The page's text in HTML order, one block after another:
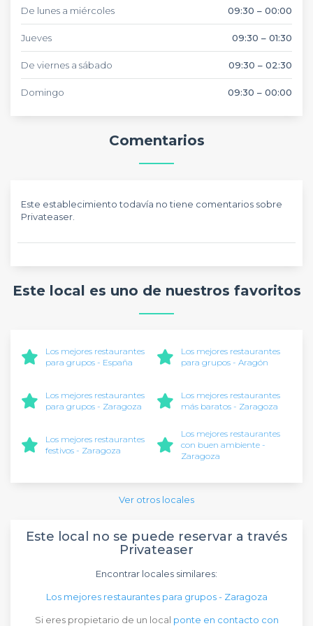
De lunes a miércoles 09:30 – 00:00
Jueves 09:30 – 01:30
De viernes a sábado 09:30 – 02:30
Domingo 09:30 – 00:00
Comentarios
Este establecimiento todavía no tiene comentarios sobre
Privateaser.
Este local es uno de nuestros favoritos
Los mejores restaurantes
para grupos - España
Los mejores restaurantes
para grupos - Aragón
Los mejores restaurantes
para grupos - Zaragoza
Los mejores restaurantes
más baratos - Zaragoza
Los mejores restaurantes
festivos - Zaragoza
Los mejores restaurantes
con buen ambiente -
Zaragoza
Ver otros locales
Este local no se puede reservar a través
Privateaser
Encontrar locales similares:
Los mejores restaurantes para grupos - Zaragoza
Si eres propietario de un local ponte en contacto con